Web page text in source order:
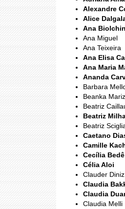
Alexandre
Alice
Ana
Ana Miguel
Ana Teixeira
Ana Elisa
Ana Maria
Ananda
Barbara
Beanka Mariz
Beatriz
Beatriz
Beatriz
Caetano
Camille
Cecília Bedê
Célia Aloi
Clauder Diniz
Claudia
Claudia
Claudia Melli